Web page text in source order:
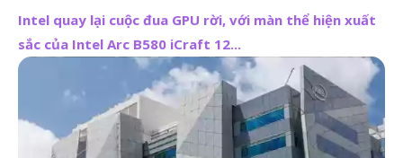
Intel quay lại cuộc đua GPU rời, với màn thể hiện xuất
sắc của Intel Arc B580 iCraft 12...